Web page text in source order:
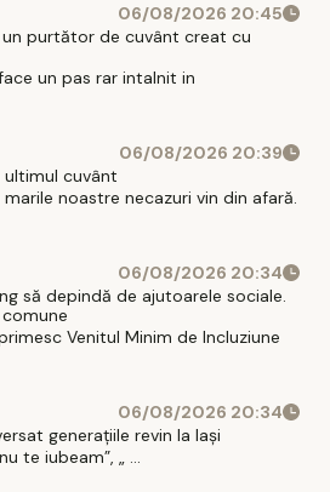
06/08/2026 20:45
purtător de cuvânt creat cu
un pas rar intalnit in
06/08/2026 20:39
cuvânt
noastre necazuri vin din afară.
06/08/2026 20:34
să depindă de ajutoarele sociale.
Venitul Minim de Incluziune
06/08/2026 20:34
generațiile revin la Iași
te iubeam”, „ ...